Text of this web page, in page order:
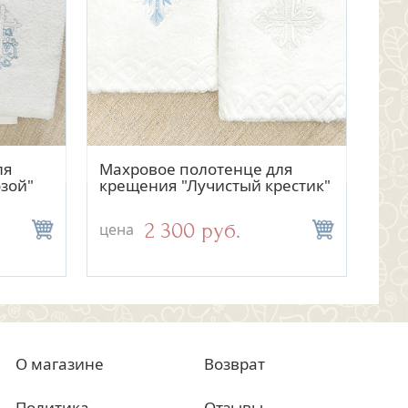
Быстрый просмотр
Крестильная сорочка
"Василиса" для девочки
цена 4 400 руб.
Быстрый просмотр
Махровое полотенце для
крещения "Лучистый крестик"
цена 2 300 руб.
О магазине Возврат